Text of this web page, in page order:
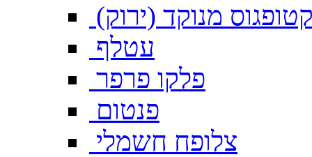
מנוקד (ירוק)
עטלף
פלקו פרפר
פנטום
צלופח חשמלי